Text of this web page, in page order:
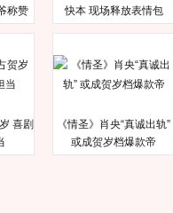
称赞
快本 现场释放表情包
喜剧
《情圣》肖央“真诚出轨”
或成贺岁档爆款帝